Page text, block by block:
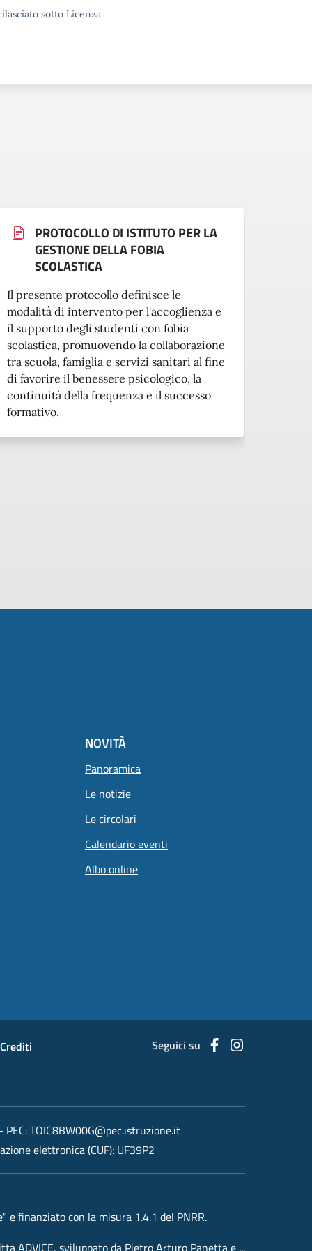
sotto Licenza
PROTOCOLLO DI ISTITUTO PER LA
GESTIONE DELLA FOBIA
SCOLASTICA
Il presente protocollo definisce le
modalità di intervento per l'accoglienza e
il supporto degli studenti con fobia
scolastica, promuovendo la collaborazione
tra scuola, famiglia e servizi sanitari al fine
di favorire il benessere psicologico, la
continuità della frequenza e il successo
formativo.
NOVITÀ
Panoramica
Le notizie
Le circolari
Calendario eventi
Albo online
Crediti Seguici su Facebook
- PEC:TOIC8BW00G@pec.istruzione.it
elettronica (CUF): UF39P2
e finanziato con la misura 1.4.1 del PNRR.
ADVICE, sviluppato da Pietro Arturo Panetta e ...